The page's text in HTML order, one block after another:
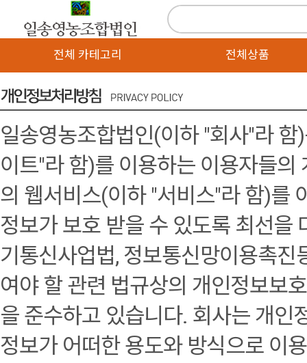
전체 카테고리 전체상품
일송영농조합법인(이하 "회사"라
이트"라 함)를 이용하는 이용자들
의 웹서비스(이하 "서비스"라 함)를
정보가 보호 받을 수 있도록 최선을
기통신사업법, 정보통신망이용촉
여야 할 관련 법규상의 개인정보보
을 준수하고 있습니다. 회사는 개인
정보가 어떠한 용도와 방식으로 이